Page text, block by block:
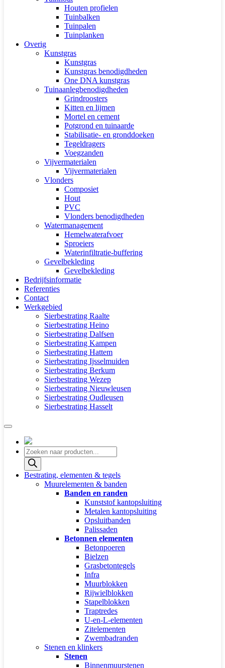
Houten profielen
Tuinbalken
Tuinpalen
Tuinplanken
Overig
Kunstgras
Kunstgras
Kunstgras benodigdheden
One DNA kunstgras
Tuinaanlegbenodigdheden
Grindroosters
Kitten en lijmen
Mortel en cement
Potgrond en tuinaarde
Stabilisatie- en gronddoeken
Tegeldragers
Voegzanden
Vijvermaterialen
Vijvermaterialen
Vlonders
Composiet
Hout
PVC
Vlonders benodigdheden
Watermanagement
Hemelwaterafvoer
Sproeiers
Waterinfiltratie-buffering
Gevelbekleding
Gevelbekleding
Bedrijfsinformatie
Referenties
Contact
Werkgebied
Sierbestrating Raalte
Sierbestrating Heino
Sierbestrating Dalfsen
Sierbestrating Kampen
Sierbestrating Hattem
Sierbestrating Ijsselmuiden
Sierbestrating Berkum
Sierbestrating Wezep
Sierbestrating Nieuwleusen
Sierbestrating Oudleusen
Sierbestrating Hasselt
Producten
zoeken
Bestrating, elementen & tegels
Muurelementen & banden
Banden en randen
Kunststof kantopsluiting
Metalen kantopsluiting
Opsluitbanden
Palissaden
Betonnen elementen
Betonpoeren
Bielzen
Grasbetontegels
Infra
Muurblokken
Rijwielblokken
Stapelblokken
Traptredes
U-en-L-elementen
Zitelementen
Zwembadranden
Stenen en klinkers
Stenen
Binnenmuurstenen